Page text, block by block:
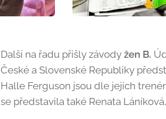
Další na řadu přišly závody žen B.
České a Slovenské Republiky
Halle Ferguson jsou dle jejich
se představila také Renata